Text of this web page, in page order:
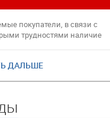
покупатели, в связи с
трудностями наличие
ДАЛЬШЕ